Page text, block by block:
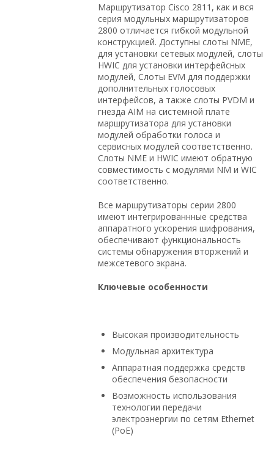
Маршрутизатор Cisco 2811, как и вся
серия модульных маршрутизаторов
2800 отличается гибкой модульной
конструкцией. Доступны слоты NME,
для установки сетевых модулей, слоты
HWIC для установки интерфейсных
модулей, Слоты EVM для поддержки
дополнительных голосовых
интерфейсов, а также слоты PVDM и
гнезда AIM на системной плате
маршрутизатора для установки
модулей обработки голоса и
сервисных модулей соответственно.
Слоты NME и HWIC имеют обратную
совместимость с модулями NM и WIC
соответственно.
Все маршрутизаторы серии 2800
имеют интегрированнные средства
аппаратного ускорения шифрования,
обеспечивают функциональность
системы обнаружения вторжений и
межсетевого экрана.
Ключевые особенности
Высокая производительность
Модульная архитектура
Аппаратная поддержка средств
обеспечения безопасности
Возможность использования
технологии передачи
электроэнергии по сетям Ethernet
(PoE)